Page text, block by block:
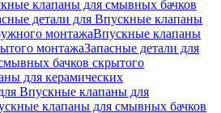
клапаны для смывных бачков
детали для Впускные клапаны
монтажаВпускные клапаны
монтажаЗапасные детали для
бачков скрытого
для керамических
Впускные клапаны для
клапаны для смывных бачков